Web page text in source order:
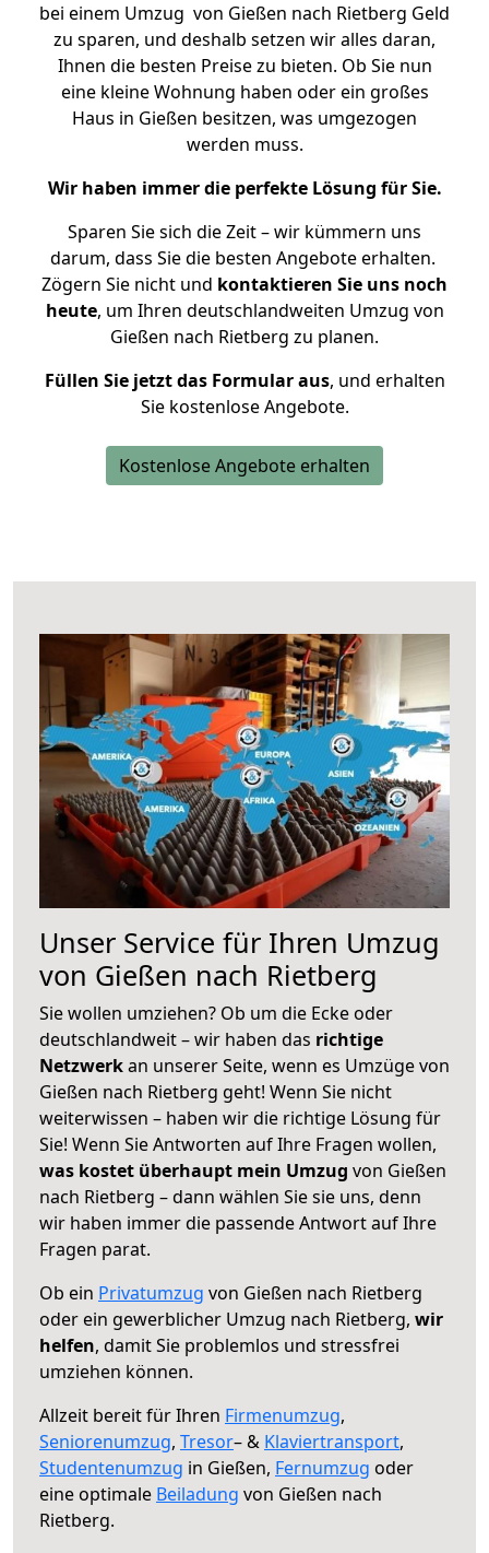
bei einem Umzug von Gießen nach Rietberg Geld
zu sparen, und deshalb setzen wir alles daran,
Ihnen die besten Preise zu bieten. Ob Sie nun
eine kleine Wohnung haben oder ein großes
Haus in Gießen besitzen, was umgezogen
werden muss.
Wir haben immer die perfekte Lösung für Sie.
Sparen Sie sich die Zeit – wir kümmern uns
darum, dass Sie die besten Angebote erhalten.
Zögern Sie nicht und kontaktieren Sie uns noch
heute, um Ihren deutschlandweiten Umzug von
Gießen nach Rietberg zu planen.
Füllen Sie jetzt das Formular aus, und erhalten
Sie kostenlose Angebote.
Kostenlose Angebote erhalten
Unser Service für Ihren Umzug
von Gießen nach Rietberg
Sie wollen umziehen? Ob um die Ecke oder
deutschlandweit – wir haben das richtige
Netzwerkan unserer Seite, wenn es Umzüge von
Gießen nach Rietberg geht! Wenn Sie nicht
weiterwissen – haben wir die richtige Lösung für
Sie! Wenn Sie Antworten auf Ihre Fragen wollen,
was kostet überhaupt mein Umzug von Gießen
nach Rietberg – dann wählen Sie sie uns, denn
wir haben immer die passende Antwort auf Ihre
Fragen parat.
Ob ein Privatumzug von Gießen nach Rietberg
oder ein gewerblicher Umzug nach Rietberg, wir
helfen, damit Sie problemlos und stressfrei
umziehen können.
Allzeit bereit für Ihren Firmenumzug,
Seniorenumzug, Tresor– & Klaviertransport,
Studentenumzug in Gießen, Fernumzug oder
eine optimale Beiladung von Gießen nach
Rietberg.